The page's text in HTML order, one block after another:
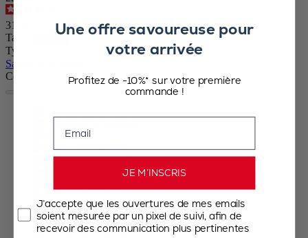
31,90 €
Taille
Type Épice
Sauter le carrousel
Couleur
Naturel
Noir Mat
Blanc
Bleu
Gris roche
Vert fougère
Une offre savoureuse pour
votre arrivée
Profitez de -10%* sur votre première
commande !
Email
JE M’INSCRIS
J’accepte que les ouvertures de mes emails
soient mesurée par un pixel de suivi, afin de
recevoir des communication plus pertinentes